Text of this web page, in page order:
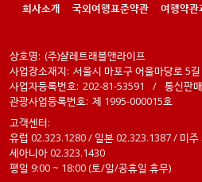
회사소개 국외여행표준약관 여행약관
상호명: (주)샬레트래블앤라이프
사업장소재지: 서울시 마포구 어울마당로 5
사업자등록번호: 202-81-53591 / 통신판
관광사업등록번호: 제 1995-000015호
고객센터:
유럽 02.323.1280 / 일본 02.323.1387 / 미
세아니아 02.323.1430
평일 9:00 ~ 18:00 (토/일/공휴일 휴무)